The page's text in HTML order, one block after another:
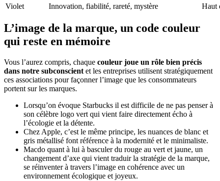
Violet
Innovation, fiabilité, rareté, mystère Haut
L’image de la marque, un code couleur
qui reste en mémoire
Vous l’aurez compris, chaque couleur joue un rôle bien précis
dans notre subconscient et les entreprises utilisent stratégiquement
ces associations pour façonner l’image que les consommateurs
portent sur les marques.
Lorsqu’on évoque Starbucks il est difficile de ne pas penser à
son célèbre logo vert qui vient faire directement écho à
l’écologie et la détente.
Chez Apple, c’est le même principe, les nuances de blanc et
gris métallisé font référence à la modernité et le minimaliste.
Macdo quant à lui à basculer du rouge au vert et jaune, un
changement d’axe qui vient traduir la stratégie de la marque,
se réinventer à travers l’image en cohérence avec un
environnement écologique et joyeux.